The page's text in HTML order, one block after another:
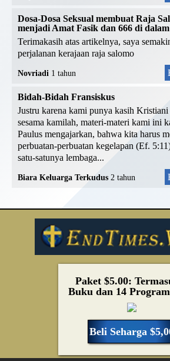
Dosa-Dosa Seksual membuat Raja
menjadi Amat Fasik dan 666 di
Terimakasih atas artikelnya, saya
perjalanan kerajaan raja salomo
Novriadi 1 tahun
Bidah-Bidah Fransiskus
Justru karena kami punya kasih Kristiani
sesama kamilah, materi-materi kami ini
Paulus mengajarkan, bahwa kita harus
perbuatan-perbuatan kegelapan (Ef.
satu-satunya lembaga...
Biara Keluarga Terkudus 2 tahun
Paket $5.00:
Buku dan 14
Beli Seharga